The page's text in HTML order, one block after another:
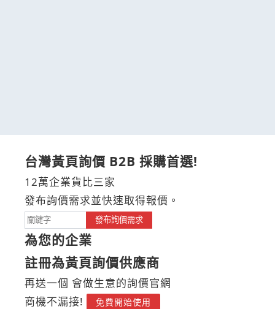
台灣黃頁詢價 B2B 採購首選!
12萬企業貨比三家
發布詢價需求並快速取得報價。
發布詢價需求
為您的企業
註冊為黃頁詢價供應商
再送一個 會做生意的詢價官網
商機不漏接!
免費開始使用